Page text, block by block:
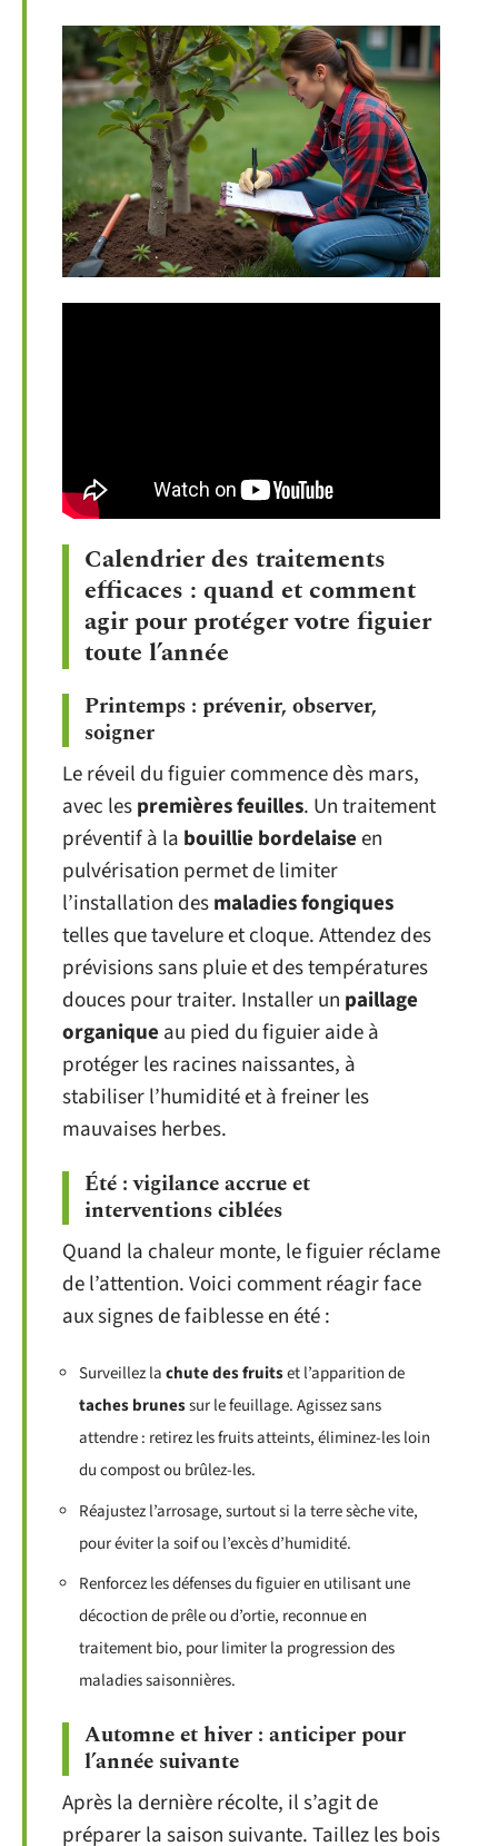
Calendrier des traitements
efficaces : quand et comment
agir pour protéger votre figuier
toute l’année
Printemps : prévenir, observer,
soigner
Le réveil du figuier commence dès mars,
avec lespremières feuilles. Un traitement
préventif à la bouillie bordelaiseen
pulvérisation permet de limiter
l’installation desmaladies fongiques
telles que tavelure et cloque. Attendez des
prévisions sans pluie et des températures
douces pour traiter. Installer un paillage
organique au pied du figuier aide à
protéger les racines naissantes, à
stabiliser l’humidité et à freiner les
mauvaises herbes.
Été : vigilance accrue et
interventions ciblées
Quand la chaleur monte, le figuier réclame
de l’attention. Voici comment réagir face
aux signes de faiblesse en été :
Surveillez lachute des fruitset l’apparition de
taches brunessur le feuillage. Agissez sans
attendre : retirez les fruits atteints, éliminez-les loin
du compost ou brûlez-les.
Réajustez l’arrosage, surtout si la terre sèche vite,
pour éviter la soif ou l’excès d’humidité.
Renforcez les défenses du figuier en utilisant une
décoction de prêle ou d’ortie, reconnue en
traitement bio, pour limiter la progression des
maladies saisonnières.
Automne et hiver : anticiper pour
l’année suivante
Après la dernière récolte, il s’agit de
préparer la saison suivante. Taillez les bois